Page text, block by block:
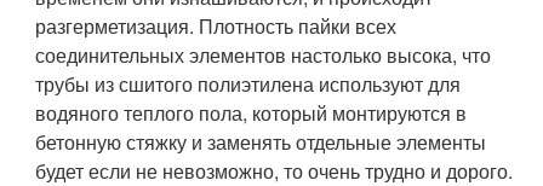
разгерметизация. Плотность пайки всех
соединительных элементов настолько высока, что
трубы из сшитого полиэтилена используют для
водяного теплого пола, который монтируются в
бетонную стяжку и заменять отдельные элементы
будет если не невозможно, то очень трудно и дорого.